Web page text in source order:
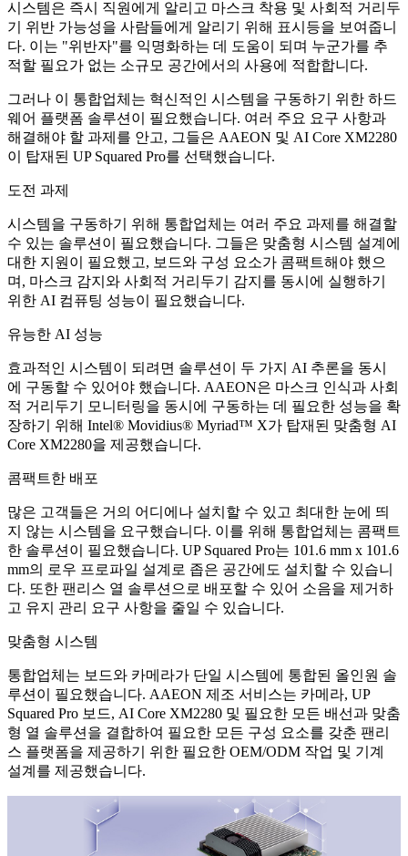
시스템은 즉시 직원에게 알리고 마스크 착용 및 사회적 거리두
기 위반 가능성을 사람들에게 알리기 위해 표시등을 보여줍니
다. 이는 "위반자"를 익명화하는 데 도움이 되며 누군가를 추
적할 필요가 없는 소규모 공간에서의 사용에 적합합니다.
그러나 이 통합업체는 혁신적인 시스템을 구동하기 위한 하드
웨어 플랫폼 솔루션이 필요했습니다. 여러 주요 요구 사항과
해결해야 할 과제를 안고, 그들은 AAEON 및 AI Core XM2280
이 탑재된 UP Squared Pro를 선택했습니다.
도전 과제
시스템을 구동하기 위해 통합업체는 여러 주요 과제를 해결할
수 있는 솔루션이 필요했습니다. 그들은 맞춤형 시스템 설계에
대한 지원이 필요했고, 보드와 구성 요소가 콤팩트해야 했으
며, 마스크 감지와 사회적 거리두기 감지를 동시에 실행하기
위한 AI 컴퓨팅 성능이 필요했습니다.
유능한 AI 성능
효과적인 시스템이 되려면 솔루션이 두 가지 AI 추론을 동시
에 구동할 수 있어야 했습니다. AAEON은 마스크 인식과 사회
적 거리두기 모니터링을 동시에 구동하는 데 필요한 성능을 확
장하기 위해 Intel® Movidius® Myriad™ X가 탑재된 맞춤형 AI
Core XM2280을 제공했습니다.
콤팩트한 배포
많은 고객들은 거의 어디에나 설치할 수 있고 최대한 눈에 띄
지 않는 시스템을 요구했습니다. 이를 위해 통합업체는 콤팩트
한 솔루션이 필요했습니다. UP Squared Pro는 101.6 mm x 101.6
mm의 로우 프로파일 설계로 좁은 공간에도 설치할 수 있습니
다. 또한 팬리스 열 솔루션으로 배포할 수 있어 소음을 제거하
고 유지 관리 요구 사항을 줄일 수 있습니다.
맞춤형 시스템
통합업체는 보드와 카메라가 단일 시스템에 통합된 올인원 솔
루션이 필요했습니다. AAEON 제조 서비스는 카메라, UP
Squared Pro 보드, AI Core XM2280 및 필요한 모든 배선과 맞춤
형 열 솔루션을 결합하여 필요한 모든 구성 요소를 갖춘 팬리
스 플랫폼을 제공하기 위한 필요한 OEM/ODM 작업 및 기계
설계를 제공했습니다.